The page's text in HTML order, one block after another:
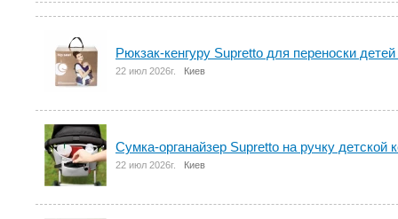
Рюкзак-кенгуру Supretto для переноски
22 июл 2026г. Киев
Сумка-органайзер Supretto на ручку детской
22 июл 2026г. Киев